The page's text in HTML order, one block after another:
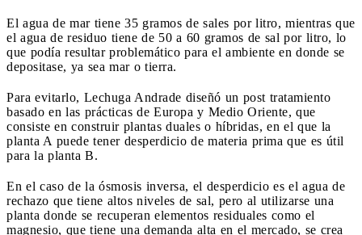
El agua de mar tiene 35 gramos de sales por litro, mientras que
el agua de residuo tiene de 50 a 60 gramos de sal por litro, lo
que podía resultar problemático para el ambiente en donde se
depositase, ya sea mar o tierra.
Para evitarlo, Lechuga Andrade diseñó un post tratamiento
basado en las prácticas de Europa y Medio Oriente, que
consiste en construir plantas duales o híbridas, en el que la
planta A puede tener desperdicio de materia prima que es útil
para la planta B.
En el caso de la ósmosis inversa, el desperdicio es el agua de
rechazo que tiene altos niveles de sal, pero al utilizarse una
planta donde se recuperan elementos residuales como el
magnesio, que tiene una demanda alta en el mercado, se crea